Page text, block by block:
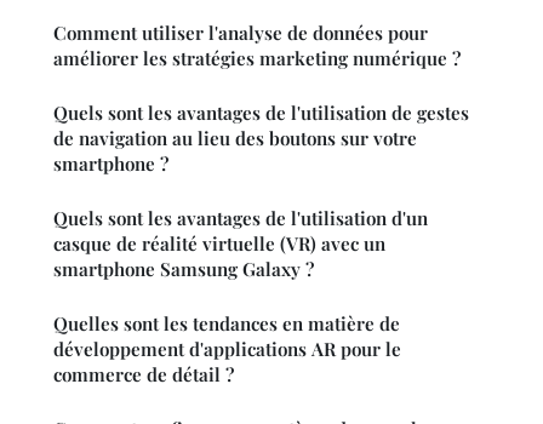
Comment utiliser l'analyse de données pour
améliorer les stratégies marketing numérique ?
Quels sont les avantages de l'utilisation de gestes
de navigation au lieu des boutons sur votre
smartphone ?
Quels sont les avantages de l'utilisation d'un
casque de réalité virtuelle (VR) avec un
smartphone Samsung Galaxy ?
Quelles sont les tendances en matière de
développement d'applications AR pour le
commerce de détail ?